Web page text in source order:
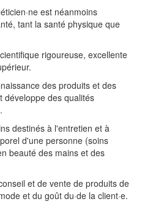
est néanmoins
tant la santé physique que
rigoureuse, excellente
des produits et des
développe des qualités
destinés à l'entretien et à
d'une personne (soins
beauté des mains et des
et de vente de produits de
et du goût du·de la client·e.